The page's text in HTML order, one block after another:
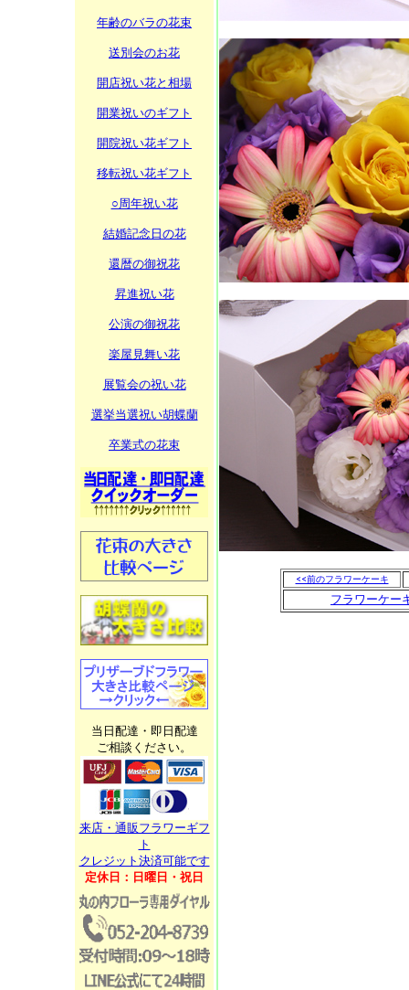
年齢のバラの花束
送別会のお花
開店祝い花と相場
開業祝いのギフト
開院祝い花ギフト
移転祝い花ギフト
○周年祝い花
結婚記念日の花
還暦の御祝花
昇進祝い花
公演の御祝花
楽屋見舞い花
展覧会の祝い花
選挙当選祝い胡蝶蘭
卒業式の花束
当日配達・即日配達
ご相談ください。
来店・通販フラワーギフ
ト
クレジット決済可能です
定休日：日曜日・祝日
<<前のフラワーケーキ
フラワーケー